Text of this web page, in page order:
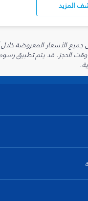
المزيد
الحجز. قد يتم تطبيق